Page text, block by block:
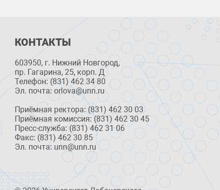
КОНТАКТЫ
603950, г. Нижний Новгород,
пр. Гагарина, 25, корп. Д
Телефон: (831) 462 34 80
Эл. почта: orlova@unn.ru
Приёмная ректора: (831) 462 30 03
Приёмная комиссия: (831) 462 30 45
Пресс-служба: (831) 462 31 06
Факс: (831) 462 30 85
Эл. почта: unn@unn.ru